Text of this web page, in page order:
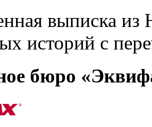
выписка из
историй с
бюро